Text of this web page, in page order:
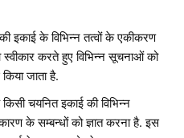
इकाई के विभिन्न तत्वों के एकीकरण
स्वीकार करते हुए विभिन्न सूचनाओं को
जाता है.
चयनित इकाई की विभिन्न
के सम्बन्धों को ज्ञात करना है. इस